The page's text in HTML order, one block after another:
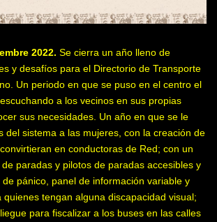
2022. Se cierra un año lleno de
y desafíos para el Directorio de Transporte
Un periodo en que se puso en el centro el
a los vecinos en sus propias
sus necesidades. Un año en que se le
del sistema a las mujeres, con la creación de
en conductoras de Red; con un
paradas y pilotos de paradas accesibles y
pánico, panel de información variable y
quienes tengan alguna discapacidad visual;
para fiscalizar a los buses en las calles